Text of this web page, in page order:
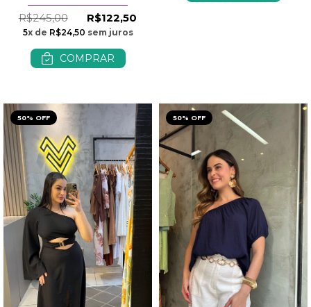
R$245,00 R$122,50
5x de R$24,50 sem juros
COMPRAR
50% OFF 50% OFF